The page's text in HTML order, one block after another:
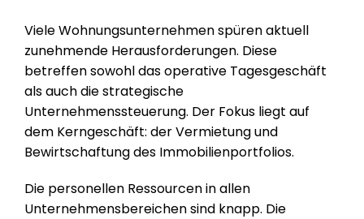
Viele Wohnungsunternehmen spüren aktuell
zunehmende Herausforderungen. Diese
betreffen sowohl das operative Tagesgeschäft
als auch die strategische
Unternehmenssteuerung. Der Fokus liegt auf
dem Kerngeschäft: der Vermietung und
Bewirtschaftung des Immobilienportfolios.
Die personellen Ressourcen in allen
Unternehmensbereichen sind knapp. Die